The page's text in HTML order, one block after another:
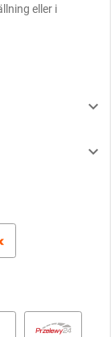
eller i

